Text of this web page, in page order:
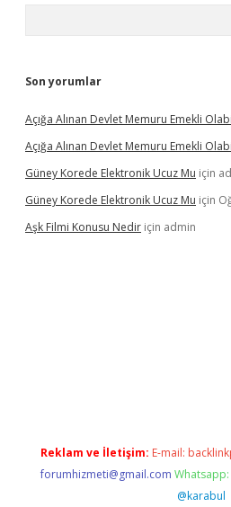
Son yorumlar
Açığa Alınan Devlet Memuru Emekli
Açığa Alınan Devlet Memuru Emekli
Güney Korede Elektronik Ucuz Mu için
Güney Korede Elektronik Ucuz Mu için
Aşk Filmi Konusu Nedir için admin
Reklam ve İletişim: E-mail:
forumhizmeti@gmail.com
@karabul